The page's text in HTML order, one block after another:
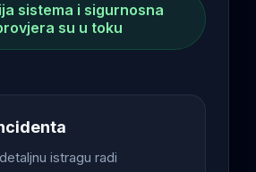
sistema i sigurnosna
su u toku
istragu radi